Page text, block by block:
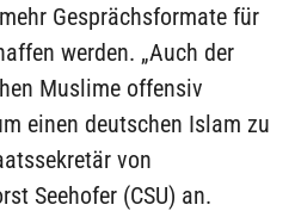
Gesprächsformate für
werden. „Auch der
Muslime offensiv
einen deutschen Islam zu
von
Seehofer (CSU) an.